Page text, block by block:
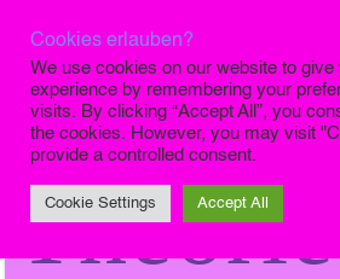
Die
Theorie
Cookies erlauben?
We use cookies on our website to
experience by remembering your
visits. By clicking “Accept All”, you
the cookies. However, you may visit
provide a controlled consent.
Cookie Settings Accept All